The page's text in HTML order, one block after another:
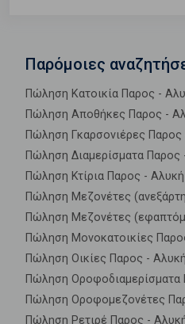
Παρόμοιες
Πώληση Κατοικία Παρος -
Πώληση Αποθήκες Παρος -
Πώληση Γκαρσονιέρες Παρος
Πώληση Διαμερίσματα Παρος
Πώληση Κτίρια Παρος - Αλυκή
Πώληση Μεζονέτες
Πώληση Μεζονέτες
Πώληση Μονοκατοικίες
Πώληση Οικίες Παρος - Αλυκή
Πώληση Οροφοδιαμερίσματα
Πώληση Οροφομεζονέτες
Πώληση Ρετιρέ Παρος -